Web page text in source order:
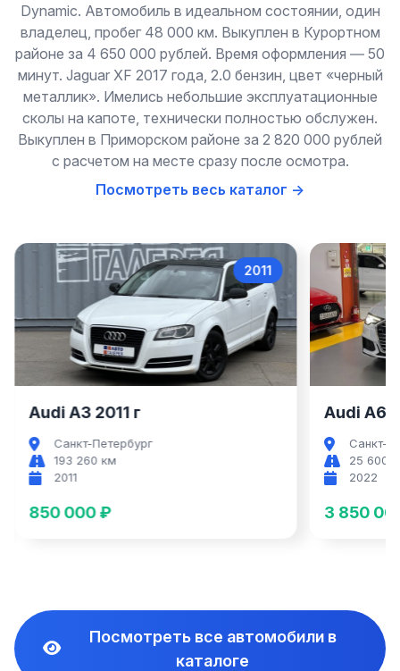
Dynamic. Автомобиль в идеальном состоянии, один
владелец, пробег 48 000 км. Выкуплен в Курортном
районе за 4 650 000 рублей. Время оформления — 50
минут. Jaguar XF 2017 года, 2.0 бензин, цвет «черный
металлик». Имелись небольшие эксплуатационные
сколы на капоте, технически полностью обслужен.
Выкуплен в Приморском районе за 2 820 000 рублей
с расчетом на месте сразу после осмотра.
Посмотреть весь каталог →
Audi A3
2011
Audi A3 2011 г
Санкт-Петербург
193 260 км
2011
850 000 ₽
Audi A6
Санкт-
25 600
2022
3 850
Посмотреть все автомобили в
каталоге